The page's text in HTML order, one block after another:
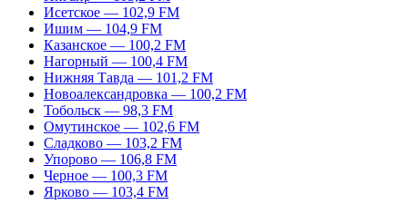
Исетское — 102,9 FM
Ишим — 104,9 FM
Казанское — 100,2 FM
Нагорный — 100,4 FM
Нижняя Тавда — 101,2 FM
Новоалександровка — 100,2 FM
Тобольск — 98,3 FM
Омутинское — 102,6 FM
Сладково — 103,2 FM
Упорово — 106,8 FM
Черное — 100,3 FM
Ярково — 103,4 FM